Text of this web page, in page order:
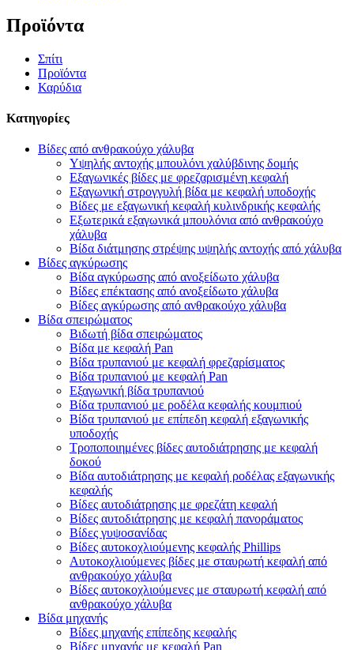
Προϊόντα
Σπίτι
Προϊόντα
Καρύδια
Κατηγορίες
Βίδες από ανθρακούχο χάλυβα
Υψηλής αντοχής μπουλόνι χαλύβδινης δομής
Εξαγωνικές βίδες με φρεζαρισμένη κεφαλή
Εξαγωνική στρογγυλή βίδα με κεφαλή υποδοχής
Βίδες με εξαγωνική κεφαλή κυλινδρικής κεφαλής
Εξωτερικά εξαγωνικά μπουλόνια από ανθρακούχο
χάλυβα
Βίδα διάτμησης στρέψης υψηλής αντοχής από χάλυβα
Βίδες αγκύρωσης
Βίδα αγκύρωσης από ανοξείδωτο χάλυβα
Βίδες επέκτασης από ανοξείδωτο χάλυβα
Βίδες αγκύρωσης από ανθρακούχο χάλυβα
Βίδα σπειρώματος
Βιδωτή βίδα σπειρώματος
Βίδα με κεφαλή Pan
Βίδα τρυπανιού με κεφαλή φρεζαρίσματος
Βίδα τρυπανιού με κεφαλή Pan
Εξαγωνική βίδα τρυπανιού
Βίδα τρυπανιού με ροδέλα κεφαλής κουμπιού
Βίδα τρυπανιού με επίπεδη κεφαλή εξαγωνικής
υποδοχής
Τροποποιημένες βίδες αυτοδιάτρησης με κεφαλή
δοκού
Βίδα αυτοδιάτρησης με κεφαλή ροδέλας εξαγωνικής
κεφαλής
Βίδες αυτοδιάτρησης με φρεζάτη κεφαλή
Βίδες αυτοδιάτρησης με κεφαλή πανοράματος
Βίδες γυψοσανίδας
Βίδες αυτοκοχλιούμενης κεφαλής Phillips
Αυτοκοχλιούμενες βίδες με σταυρωτή κεφαλή από
ανθρακούχο χάλυβα
Βίδες αυτοκοχλιούμενες με σταυρωτή κεφαλή από
ανθρακούχο χάλυβα
Βίδα μηχανής
Βίδες μηχανής επίπεδης κεφαλής
Βίδες μηχανής με κεφαλή Pan